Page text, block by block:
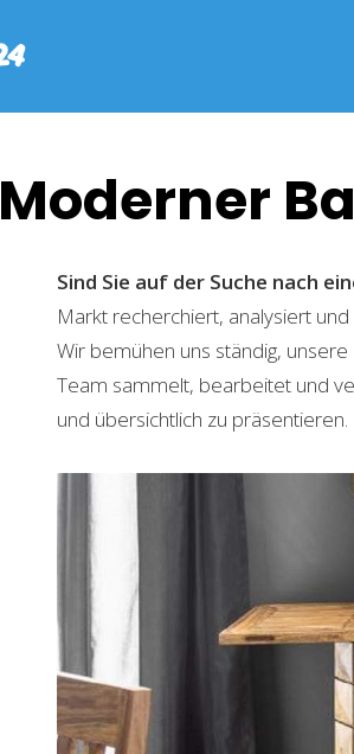
Moderner
Sind Sie auf der Suche nach
Markt recherchiert, analysiert
Wir bemühen uns ständig,
Team sammelt, bearbeitet und
und übersichtlich zu präsentieren.